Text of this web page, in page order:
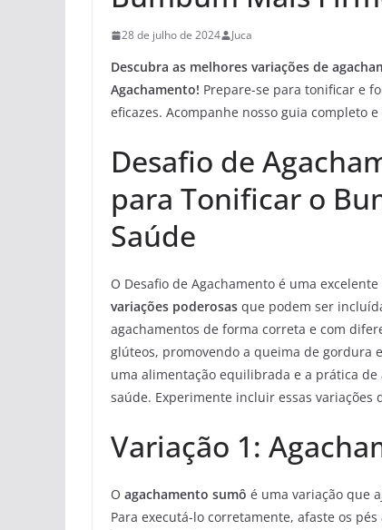
28 de julho de 2024 Juca
Descubra as melhores variações de
Agachamento! Prepare-se para tonificar e
eficazes. Acompanhe nosso guia completo
Desafio de
para Tonificar o
Saúde
O Desafio de Agachamento é uma
variações poderosas que podem ser
agachamentos de forma correta e com
glúteos, promovendo a queima de gordura
uma alimentação equilibrada e a prática
saúde. Experimente incluir essas
Variação 1:
O agachamento sumô é uma variação que
Para executá-lo corretamente, afaste os